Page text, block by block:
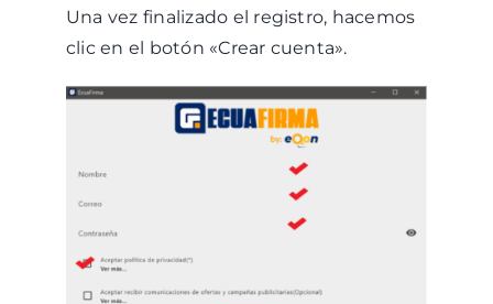
Una vez finalizado el registro, hacemos
clic en el botón «Crear cuenta».